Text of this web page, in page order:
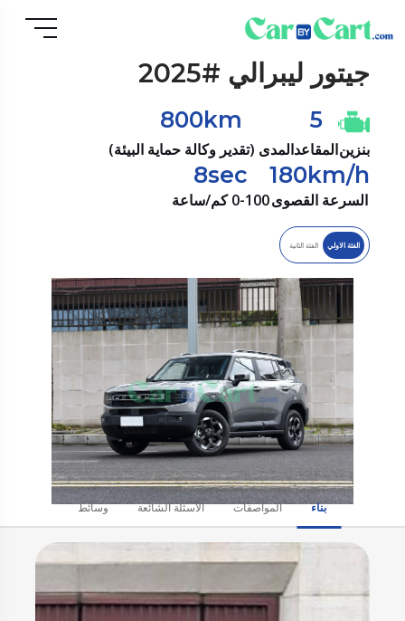
جيتور ليبرالي #2025
بنزين
5
المقاعد
800km
المدى (تقدير وكالة حماية البيئة)
180km/h
السرعة القصوى
8sec
0-100 كم/ساعة
الفئة الاولي الفئة الثانية
بناء المواصفات الأسئلة الشائعة وسائط